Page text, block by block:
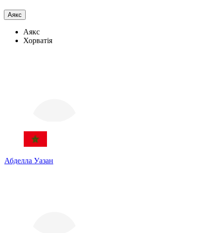
Аякс
Аякс
Хорватія
Абделла Уазан